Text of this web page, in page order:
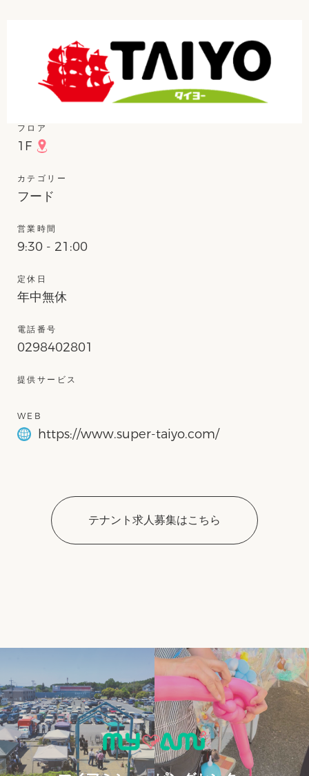
フロア
1F
カテゴリー
フード
営業時間
9:30 - 21:00
定休日
年中無休
電話番号
0298402801
提供サービス
WEB
https://www.super-taiyo.com/
テナント求人募集はこちら